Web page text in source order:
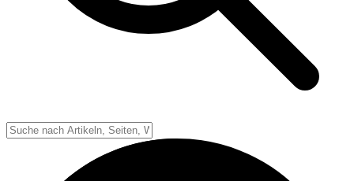
Football Regeln
Punkte & Scoring